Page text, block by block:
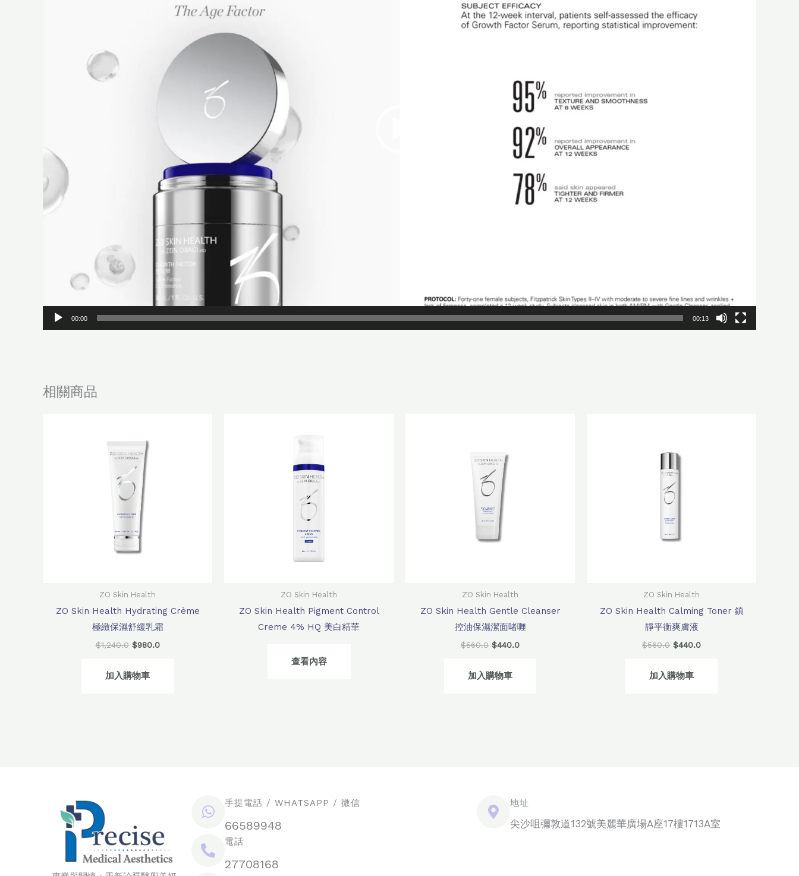
00:00 00:13
相關商品
ZO Skin Health
ZO Skin Health Hydrating Crème
極緻保濕舒緩乳霜
$1,240.0
格：
$1,240.0。
$980.0
加入購物車
ZO Skin Health
ZO Skin Health Pigment Control
Creme 4% HQ 美白精華
查看內容
ZO Skin Health
ZO Skin Health Gentle Cleanser
控油保濕潔面啫喱
$560.0
$560.0。
$440.0
加入購物車
ZO Skin Health
ZO Skin Health Calming Toner 鎮
靜平衡爽膚液
$560.0
$560.0。
$440.0
加入購物車
手提電話 / WHATSAPP / 微信
66589948
電話
27708168
地址
尖沙咀彌敦道132號美麗華廣場A座17樓1713A室